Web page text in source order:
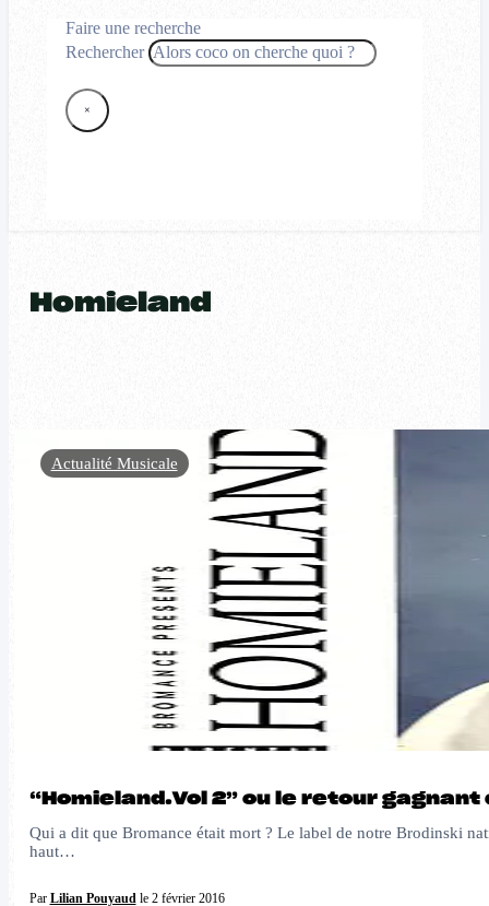
Faire une recherche
Rechercher
×
Homieland
“Homieland.Vol 2” ou le retour gagnant
Qui a dit que Bromance était mort ? Le label de notre Brodinski
haut…
Par Lilian Pouyaudle 2 février 2016
Actualité Musicale